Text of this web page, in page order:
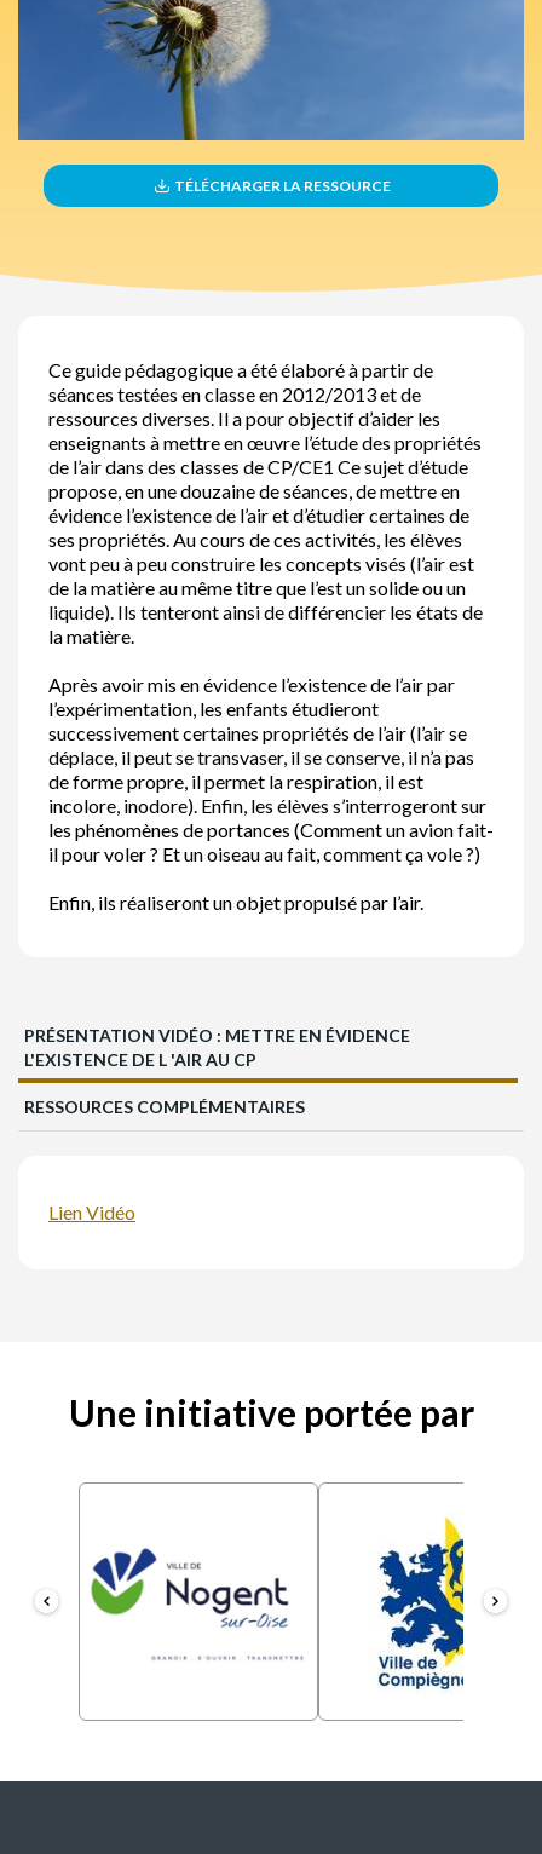
TÉLÉCHARGER LA RESSOURCE
Ce guide pédagogique a été élaboré à partir de
séances testées en classe en 2012/2013 et de
ressources diverses. Il a pour objectif d’aider les
enseignants à mettre en œuvre l’étude des propriétés
de l’air dans des classes de CP/CE1 Ce sujet d’étude
propose, en une douzaine de séances, de mettre en
évidence l’existence de l’air et d’étudier certaines de
ses propriétés. Au cours de ces activités, les élèves
vont peu à peu construire les concepts visés (l’air est
de la matière au même titre que l’est un solide ou un
liquide). Ils tenteront ainsi de différencier les états de
la matière.
Après avoir mis en évidence l’existence de l’air par
l’expérimentation, les enfants étudieront
successivement certaines propriétés de l’air (l’air se
déplace, il peut se transvaser, il se conserve, il n’a pas
de forme propre, il permet la respiration, il est
incolore, inodore). Enfin, les élèves s’interrogeront sur
les phénomènes de portances (Comment un avion fait-
il pour voler ? Et un oiseau au fait, comment ça vole ?)
Enfin, ils réaliseront un objet propulsé par l’air.
PRÉSENTATION VIDÉO : METTRE EN ÉVIDENCE
L'EXISTENCE DE L 'AIR AU CP
RESSOURCES COMPLÉMENTAIRES
Lien Vidéo
Une initiative portée par